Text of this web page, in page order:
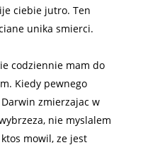
ciebie jutro. Ten
unika smierci.
codziennie mam do
Kiedy pewnego
zmierzajac w
nie myslalem
mowil, ze jest